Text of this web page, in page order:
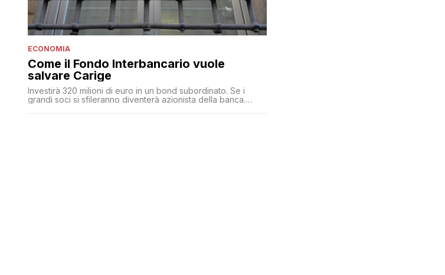
ECONOMIA
Come il Fondo Interbancario vuole
salvare Carige
Investirà 320 milioni di euro in un bond subordinato. Se i
grandi soci si sfileranno diventerà azionista della banca.